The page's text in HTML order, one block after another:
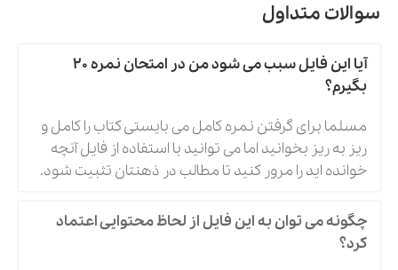
سوالات متداول
آیا این فایل سبب می شود من در امتحان نمره 20
بگیرم؟
مسلما برای گرفتن نمره کامل می بایستی کتاب را کامل و
ریز به ریز بخوانید اما می توانید با استفاده از فایل آنچه
خوانده اید را مرور کنید تا مطالب در ذهنتان تثبیت شود.
چگونه می توان به این فایل از لحاظ محتوایی اعتماد
کرد؟